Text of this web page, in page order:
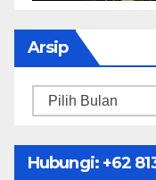
Arsip
Arsip
Hubungi: ‪+62